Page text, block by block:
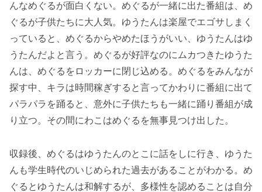
んなめぐるが面白くない。めぐるが一緒に出た番組は、め
ぐるが子供たちに大人気。ゆうたんは楽屋でエゴサしまく
っていると、めぐるからやめたほうがいい、ゆうたんはゆ
うたんだよと言う。めぐるが好評なのにムカつきたゆうた
んは、めぐるをロッカーに閉じ込める。めぐるをみんなが
探す中、キラは時間稼ぎすると言ってかわりに番組に出て
パラパラを踊ると、意外に子供たちも一緒に踊り番組が成
り立つ。その間にわこはめぐるを無事見つけ出した。
収録後、めぐるはゆうたんのとこに話をしに行き、ゆうた
んも学生時代のいじめられた過去があることがわかる。め
ぐるとゆうたんは和解するが、多様性を認めることは自分